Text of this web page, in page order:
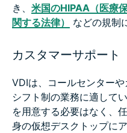
き、 米国のHIPAA（医療
関する法律）
などの規制
カスタマーサポート
VDIは、コールセンター
シフト制の業務に適して
を用意する必要はなく、
身の仮想デスクトップに